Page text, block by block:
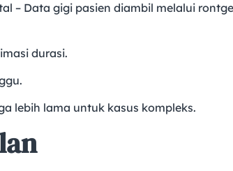
– Data gigi pasien diambil melalui
durasi.
lebih lama untuk kasus kompleks.